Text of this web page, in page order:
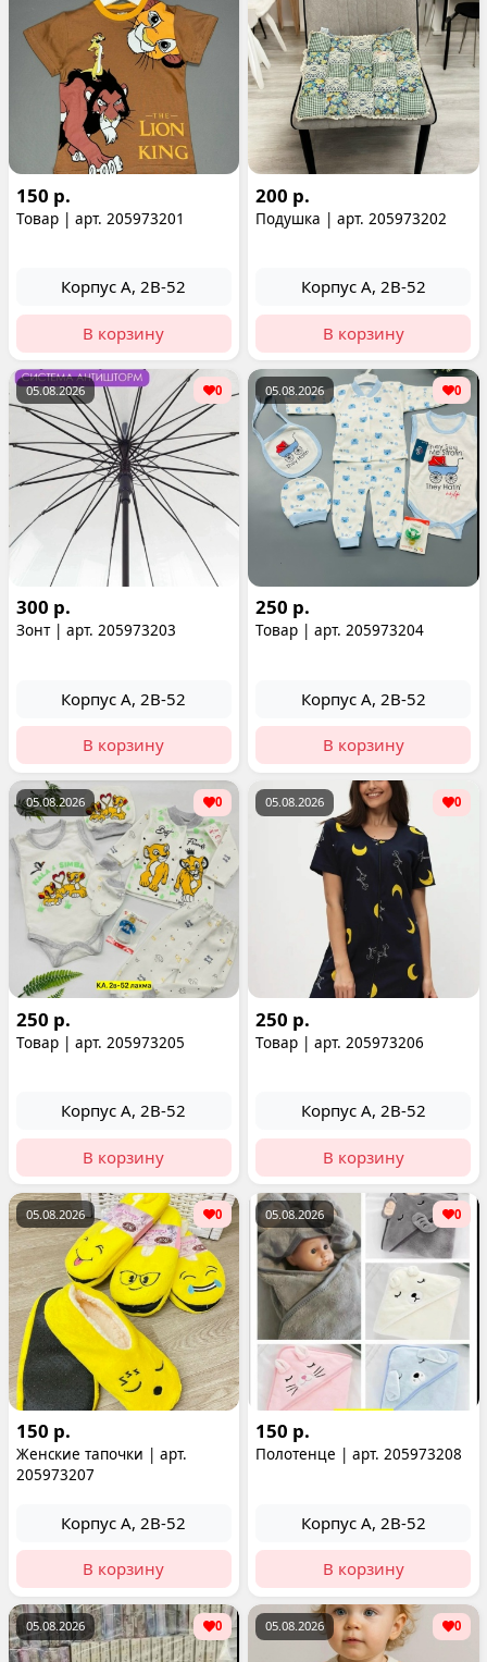
150 р.
Товар | арт. 205973201
Корпус А, 2В-52
В корзину
200 р.
Подушка | арт. 205973202
Корпус А, 2В-52
В корзину
05.08.2026 0
300 р.
Зонт | арт. 205973203
Корпус А, 2В-52
В корзину
05.08.2026 0
250 р.
Товар | арт. 205973204
Корпус А, 2В-52
В корзину
05.08.2026 0
250 р.
Товар | арт. 205973205
Корпус А, 2В-52
В корзину
05.08.2026 0
250 р.
Товар | арт. 205973206
Корпус А, 2В-52
В корзину
05.08.2026 0
150 р.
Женские тапочки | арт.
205973207
Корпус А, 2В-52
В корзину
05.08.2026 0
150 р.
Полотенце | арт. 205973208
Корпус А, 2В-52
В корзину
05.08.2026 0 05.08.2026 0